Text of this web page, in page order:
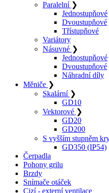
Paralelní ❯
Jednostupňové
Dvoustupňové
Třístupňové
Variátory
Násuvné ❯
Jednostupňové
Dvoustupňové
Náhradní díly
Měniče ❯
Skalární ❯
GD10
Vektorové ❯
GD20
GD200
S vyšším stupněm
GD350 (IP54)
Čerpadla
Pohony grilu
Brzdy
Snímače otáček
Cizí - externí ventilace